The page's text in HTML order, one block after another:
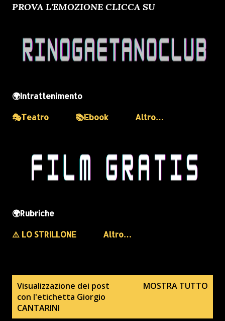
PROVA L'EMOZIONE CLICCA SU
🌍Intrattenimento
🎭Teatro
📚Ebook Altro…
🌍Rubriche
⚠️ LO STRILLONE
Altro…
Visualizzazione dei post
con l'etichetta Giorgio
CANTARINI
MOSTRA TUTTO